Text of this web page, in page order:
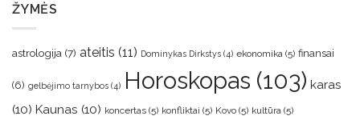
ŽYMĖS
astrologija (7) ateitis (11) Dominykas Dirkstys (4) ekonomika (5) finansai
(6) gelbėjimo tarnybos (4) Horoskopas (103) karas
(10) Kaunas (10) koncertas (5) konfliktai (5) Kovo (5) kultūra (5)